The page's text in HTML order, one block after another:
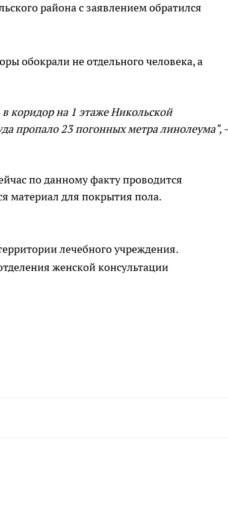
района с заявлением обратился
обокрали не отдельного человека, а
коридор на 1 этаже Никольской
пропало 23 погонных метра линолеума", -
по данному факту проводится
материал для покрытия пола.
лечебного учреждения.
женской консультации